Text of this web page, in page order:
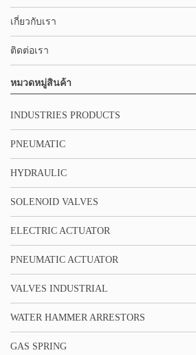
เกี่ยวกับเรา
ติดต่อเรา
หมวดหมู่สินค้า
INDUSTRIES PRODUCTS
PNEUMATIC
HYDRAULIC
SOLENOID VALVES
ELECTRIC ACTUATOR
PNEUMATIC ACTUATOR
VALVES INDUSTRIAL
WATER HAMMER ARRESTORS
GAS SPRING